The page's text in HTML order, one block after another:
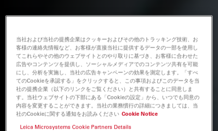
当社および当社の提携企業はクッキーおよびその他のトラッキング技術、お
客様の連絡先情報など、お客様が直接当社に提供するデータの一部を使用し
てこれらやその他のウェブサイトとのやり取りに基づき、お客様に合わせた
広告やコンテンツを提供し、ソーシャルメディアでのコンテンツ共有を可能
にし、分析を実施し、当社の広告キャンペーンの効果を測定します。「すべ
てのCookieを承認する」をクリックすると、この事項およびこのデータを当
社の提携企業（以下のリンクをご覧ください）と共有することに同意しま
す。当社ウェブサイトの下部にある「Cookieの設定」から、いつでも同意の
内容を変更することができます。当社の業務慣行の詳細につきましては、当
社のCookieに関する通知をお読みください Cookie Notice
Leica Microsystems Cookie Partners Details